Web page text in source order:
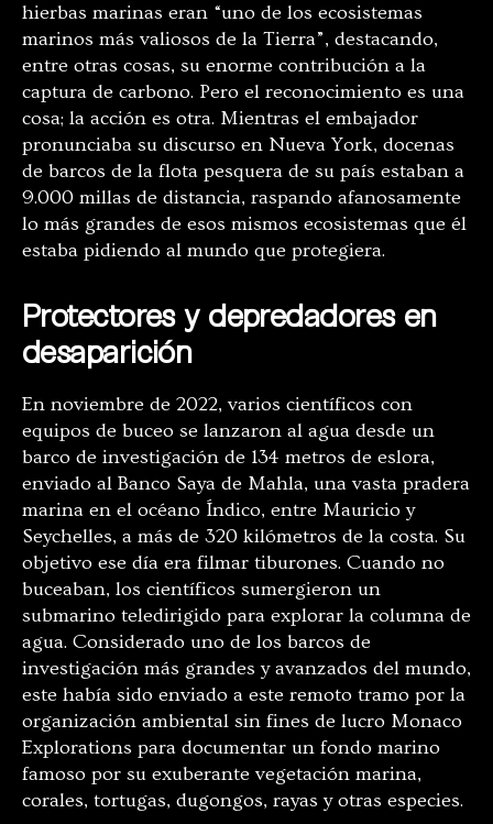
hierbas marinas eran “uno de los ecosistemas
marinos más valiosos de la Tierra”, destacando,
entre otras cosas, su enorme contribución a la
captura de carbono. Pero el reconocimiento es una
cosa; la acción es otra. Mientras el embajador
pronunciaba su discurso en Nueva York, docenas
de barcos de la flota pesquera de su país estaban a
9.000 millas de distancia, raspando afanosamente
lo más grandes de esos mismos ecosistemas que él
estaba pidiendo al mundo que protegiera.
Protectores y depredadores en
desaparición
En noviembre de 2022, varios científicos con
equipos de buceo se lanzaron al agua desde un
barco de investigación de 134 metros de eslora,
enviado al Banco Saya de Mahla, una vasta pradera
marina en el océano Índico, entre Mauricio y
Seychelles, a más de 320 kilómetros de la costa. Su
objetivo ese día era filmar tiburones. Cuando no
buceaban, los científicos sumergieron un
submarino teledirigido para explorar la columna de
agua. Considerado uno de los barcos de
investigación más grandes y avanzados del mundo,
este había sido enviado a este remoto tramo por la
organización ambiental sin fines de lucro Monaco
Explorations para documentar un fondo marino
famoso por su exuberante vegetación marina,
corales, tortugas, dugongos, rayas y otras especies.